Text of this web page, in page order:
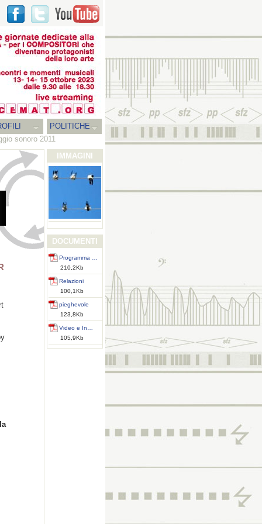
POLITICHE
sonoro 2011
IMMAGINI
DOCUMENTI
Programma …
210,2Kb
Relazioni
100,1Kb
pieghevole
123,8Kb
Video e In…
105,9Kb